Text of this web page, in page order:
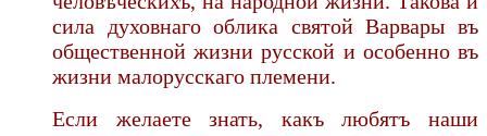
сила духовнаго облика святой Варвары въ
общественной жизни русской и особенно въ
жизни малорусскаго племени.
Если желаете знать, какъ любятъ наши